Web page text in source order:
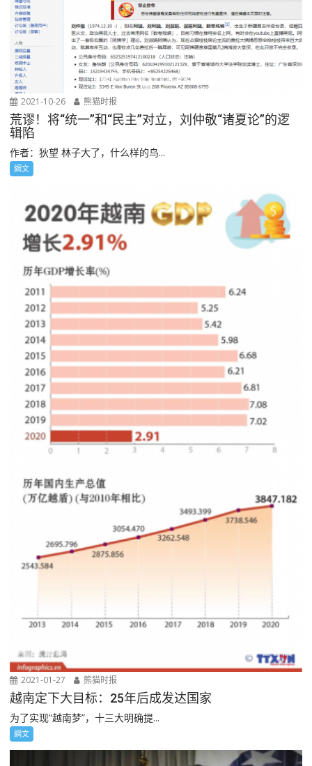
2021-10-26 熊猫时报
荒谬！将“统一”和“民主”对立，刘仲敬“诸夏论”的逻
辑陷
作者：狄望 林子大了，什么样的鸟...
網文
2021-01-27 熊猫时报
越南定下大目标：25年后成发达国家
为了实现“越南梦”，十三大明确提...
網文